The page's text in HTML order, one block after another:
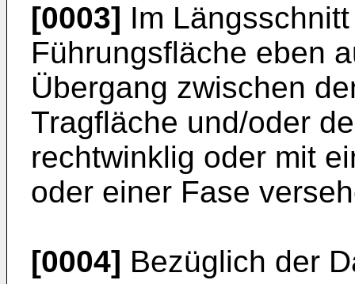
[0003] Im
Führungsfläche eben
Übergang zwischen
Tragfläche und/oder
rechtwinklig oder mit
oder einer Fase
[0004] Bezüglich der